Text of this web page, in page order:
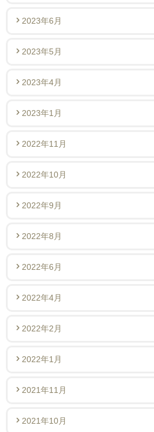
2023年6月
2023年5月
2023年4月
2023年1月
2022年11月
2022年10月
2022年9月
2022年8月
2022年6月
2022年4月
2022年2月
2022年1月
2021年11月
2021年10月